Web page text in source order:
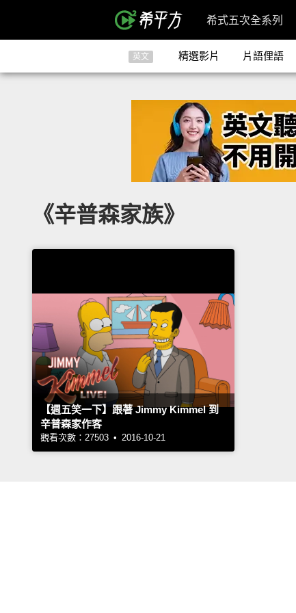
希式五次全系列
英文 精選影片 片語俚語
《辛普森家族》
【週五笑一下】跟著 Jimmy Kimmel 到
辛普森家作客
觀看次數：27503 • 2016-10-21